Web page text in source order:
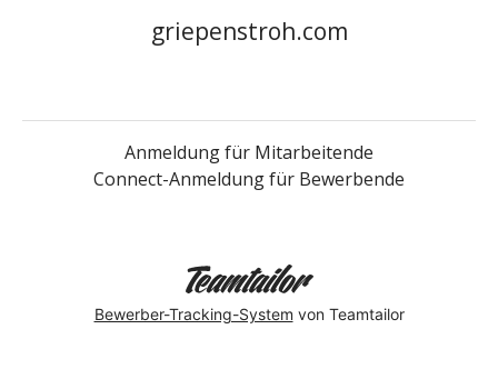
griepenstroh.com
Anmeldung für Mitarbeitende
Connect-Anmeldung für Bewerbende
Bewerber-Tracking-System von Teamtailor